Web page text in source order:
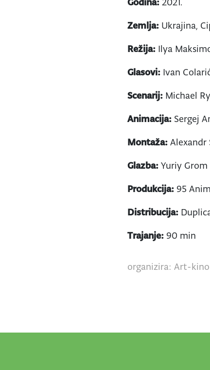
Zemlja: Ukrajina,
Režija: Ilya
Glasovi: Ivan
Scenarij: Michael
Animacija: Sergej
Montaža: Alexandr
Glazba: Yuriy Grom
Produkcija: 95
Distribucija:
Trajanje: 90 min
organizira: Art-kino